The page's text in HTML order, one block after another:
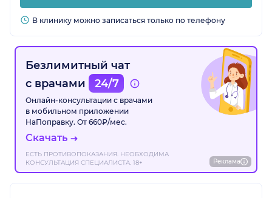
В клинику можно записаться только по телефону
Безлимитный чат
с врачами
24/7
Онлайн-консультации с врачами
в мобильном приложении
НаПоправку. От 660₽/мес.
Скачать
ЕСТЬ ПРОТИВОПОКАЗАНИЯ. НЕОБХОДИМА
КОНСУЛЬТАЦИЯ СПЕЦИАЛИСТА. 18+
Реклама